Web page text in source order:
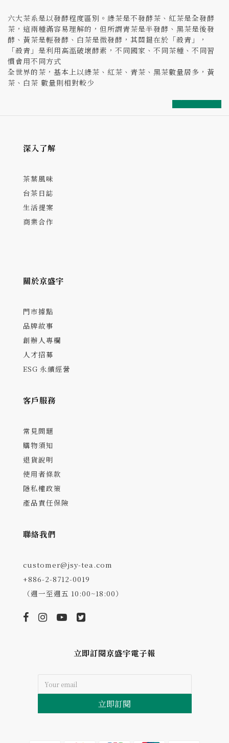
六大茶系是以發酵程度區別。綠茶是不發酵茶、紅茶是全發酵
茶，這兩種滿容易理解的，但所謂青茶是半發酵、黑茶是後發
酵、黃茶是輕發酵、白茶是微發酵，其關鍵在於「殺青」，
「殺青」是利用高溫破壞酵素，不同國家、不同茶種、不同習
慣會用不同方式
全世界的茶，基本上以綠茶、紅茶、青茶、黑茶數量居多，黃
茶、白茶 數量則相對較少
prev next
深入了解
茶葉風味
台茶日誌
生活提案
商業合作
關於京盛宇
門市據點
品牌故事
創辦人專欄
人才招募
ESG 永續經營
客戶服務
常見問題
購物須知
退貨說明
使用者條款
隱私權政策
產品責任保險
聯絡我們
customer@jsy-tea.com
+886-2-8712-0019
（週一至週五 10:00~18:00）
立即訂閱京盛宇電子報
立即訂閱